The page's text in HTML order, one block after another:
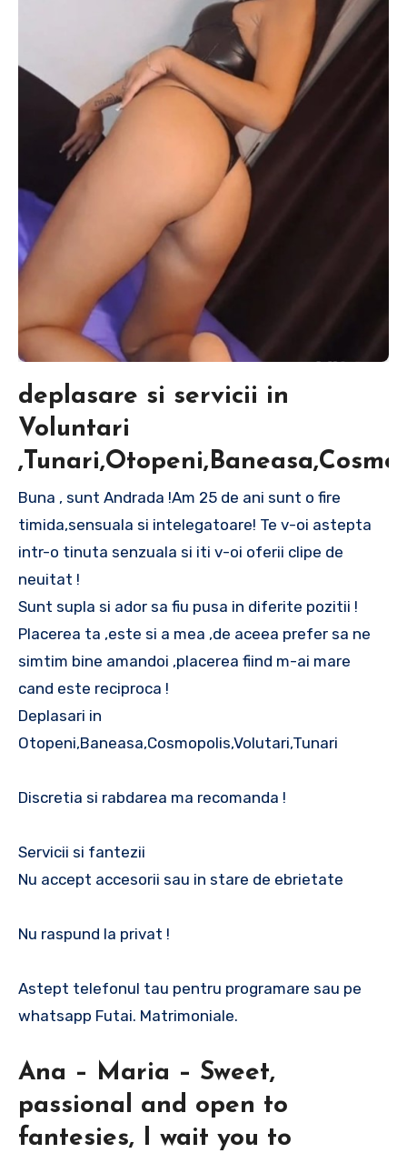
deplasare si servicii in
Voluntari
Buna , sunt Andrada !Am 25 de ani sunt o fire
timida,sensuala si intelegatoare! Te v-oi astepta
intr-o tinuta senzuala si iti v-oi oferii clipe de
neuitat !
Sunt supla si ador sa fiu pusa in diferite pozitii !
Placerea ta ,este si a mea ,de aceea prefer sa ne
simtim bine amandoi ,placerea fiind m-ai mare
cand este reciproca !
Deplasari in
Otopeni,Baneasa,Cosmopolis,Volutari,Tunari
Discretia si rabdarea ma recomanda !
Servicii si fantezii
Nu accept accesorii sau in stare de ebrietate
Nu raspund la privat !
Astept telefonul tau pentru programare sau pe
whatsapp Futai. Matrimoniale.
Ana – Maria – Sweet,
passional and open to
fantesies, I wait you to